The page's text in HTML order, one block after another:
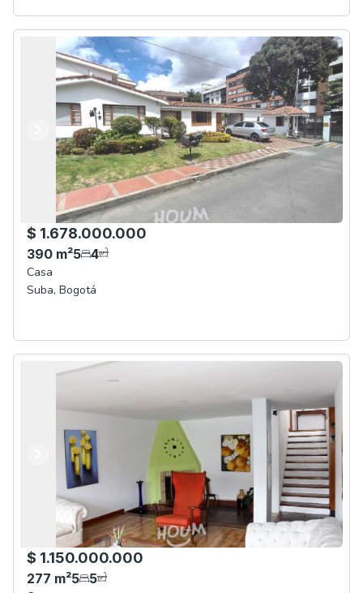
Anterior
Siguiente
$ 1.678.000.000
390 m²5 4
Casa
Suba, Bogotá
Anterior
Siguiente
$ 1.150.000.000
277 m²5 5